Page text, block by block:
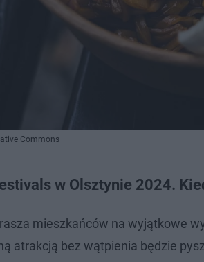
Commons
w Olsztynie 2024.
mieszkańców na wyjątkowe
atrakcją bez wątpienia będzie